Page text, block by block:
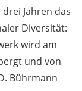
Jahren das
Diversität:
wird am
und von
Bührmann